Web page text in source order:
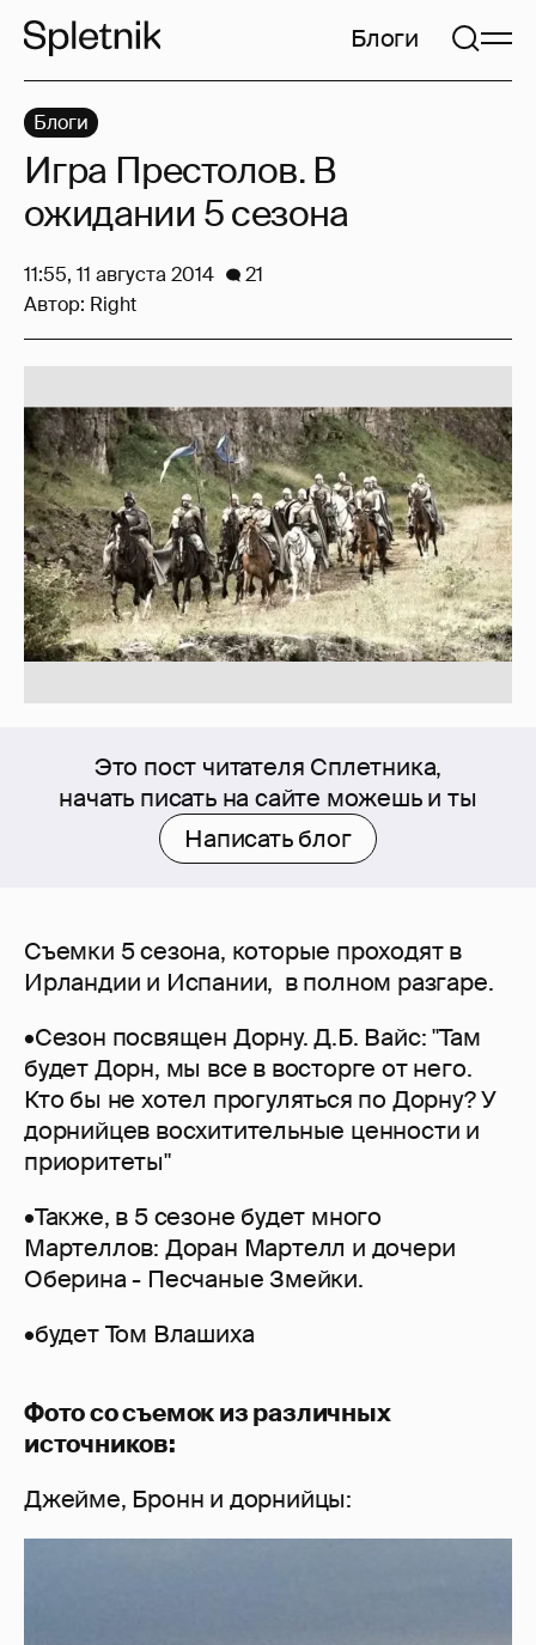
Блоги
Это пост читателя Сплетника,
начать писать на сайте можешь и ты
Написать блог
Съемки 5 сезона, которые проходят в
Ирландии и Испании, в полном разгаре.
•Сезон посвящен Дорну. Д.Б. Вайс: "Там
будет Дорн, мы все в восторге от него.
Кто бы не хотел прогуляться по Дорну? У
дорнийцев восхитительные ценности и
приоритеты"
•Также, в 5 сезоне будет много
Мартеллов: Доран Мартелл и дочери
Оберина - Песчаные Змейки.
•будет Том Влашиха
Фото со съемок из различных
источников:
Джейме, Бронн и дорнийцы:
Блоги
Игра Престолов. В
ожидании 5 сезона
11:55, 11 августа 2014
21
Автор: Right